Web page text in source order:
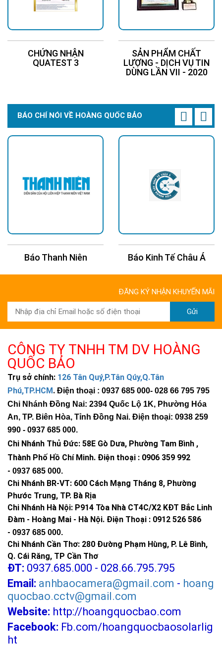
CHỨNG NHẬN
QUATEST 3
SẢN PHẨM CHẤT
LƯỢNG - DỊCH VỤ TIN
DÙNG LẦN VII - 2020
BÁO CHÍ NÓI VỀ HOÀNG QUỐC BẢO
Báo Thanh Niên Báo Kinh Tế Châu Á
ĐĂNG KÝ NHẬN KHUYẾN MÃI
Gửi
CÔNG TY TNHH TM DV HOÀNG
QUỐC BẢO
Trụ sở chính: 126 Tân Quý,P.Tân Qúy,Q.Tân
Phú,TP.HCM . Điện thoại : 0937 685 000- 028 66 795 795
Chi Nhánh Đồng Nai: 2394 Quốc Lộ 1K, Phường Hóa
An, TP. Biên Hòa, Tỉnh Đồng Nai. Điện thoại: 0938 259
990 - 0937 685 000.
Chi Nhánh Thủ Đức: 58E Gò Dưa, Phường Tam Bình ,
Thành Phố Hồ Chí Minh. Điện thoại : 0906 359 992
- 0937 685 000.
Chi Nhánh BR-VT: 600 Cách Mạng Tháng 8, Phường
Phước Trung, TP. Bà Rịa
Chi Nhánh Hà Nội: P914 Tòa Nhà CT4C/X2 KĐT Bắc Linh
Đàm - Hoàng Mai - Hà Nội. Điện Thoại : 0912 526 586
- 0937 685 000.
Chi Nhánh Cần Thơ: 280 Đường Phạm Hùng, P. Lê Bình,
Q. Cái Răng, TP Cần Thơ
ĐT: 0937.685.000 - 028.66.795.795
Email: anhbaocamera@gmail.com - hoang
quocbao.cctv@gmail.com
Website: http://hoangquocbao.com
Facebook: Fb.com/hoangquocbaosolarlig
ht